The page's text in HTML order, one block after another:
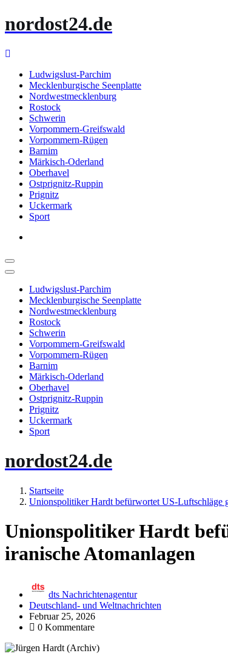
Inhalt
nordost24.de
Ludwigslust-Parchim
Mecklenburgische Seenplatte
Nordwestmecklenburg
Rostock
Schwerin
Vorpommern-Greifswald
Vorpommern-Rügen
Barnim
Märkisch-Oderland
Oberhavel
Ostprignitz-Ruppin
Prignitz
Uckermark
Sport
Ludwigslust-Parchim
Mecklenburgische Seenplatte
Nordwestmecklenburg
Rostock
Schwerin
Vorpommern-Greifswald
Vorpommern-Rügen
Barnim
Märkisch-Oderland
Oberhavel
Ostprignitz-Ruppin
Prignitz
Uckermark
Sport
nordost24.de
Startseite
Unionspolitiker Hardt befürwortet US-Luftschläge
Unionspolitiker Hardt
iranische Atomanlagen
dts Nachrichtenagentur
Deutschland- und Weltnachrichten
Februar 25, 2026
0 Kommentare